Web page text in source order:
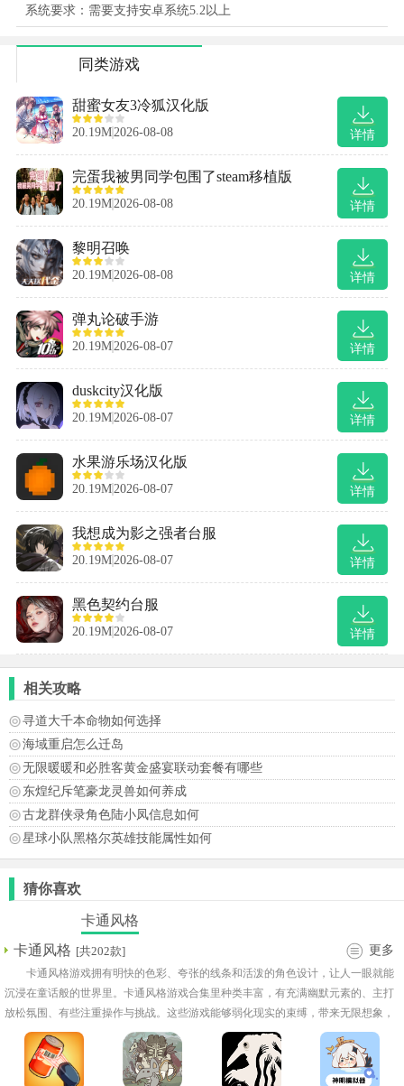
系统要求：需要支持安卓系统5.2以上
同类游戏
详情
甜蜜女友3冷狐汉化版
20.19M2026-08-08
详情
完蛋我被男同学包围了steam移植版
20.19M2026-08-08
详情
黎明召唤
20.19M2026-08-08
详情
弹丸论破手游
20.19M2026-08-07
详情
duskcity汉化版
20.19M2026-08-07
详情
水果游乐场汉化版
20.19M2026-08-07
详情
我想成为影之强者台服
20.19M2026-08-07
详情
黑色契约台服
20.19M2026-08-07
相关攻略
寻道大千本命物如何选择
海域重启怎么迁岛
无限暖暖和必胜客黄金盛宴联动套餐有哪些
东煌纪斥笔豪龙灵兽如何养成
古龙群侠录角色陆小凤信息如何
星球小队黑格尔英雄技能属性如何
猜你喜欢
卡通风格
卡通风格 [共202款] 更多
卡通风格游戏拥有明快的色彩、夸张的线条和活泼的角色设计，让人一眼就能
沉浸在童话般的世界里。卡通风格游戏合集里种类丰富，有充满幽默元素的、主打
放松氛围、有些注重操作与挑战。这些游戏能够弱化现实的束缚，带来无限想象，
让冒险和故事更具表现力。适合年轻人，也非常适合全家共享，轻松的画面与有趣
的互动，让不同年龄层都能找到乐趣。